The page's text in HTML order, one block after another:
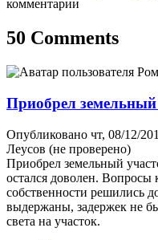
комментарии
50 Comments
Приобрел земельный
Опубликовано чт, 08/12/
Леусов (не проверено)
Приобрел земельный
остался доволен.
собственности решились
выдержаны, задержек не
света на участок.